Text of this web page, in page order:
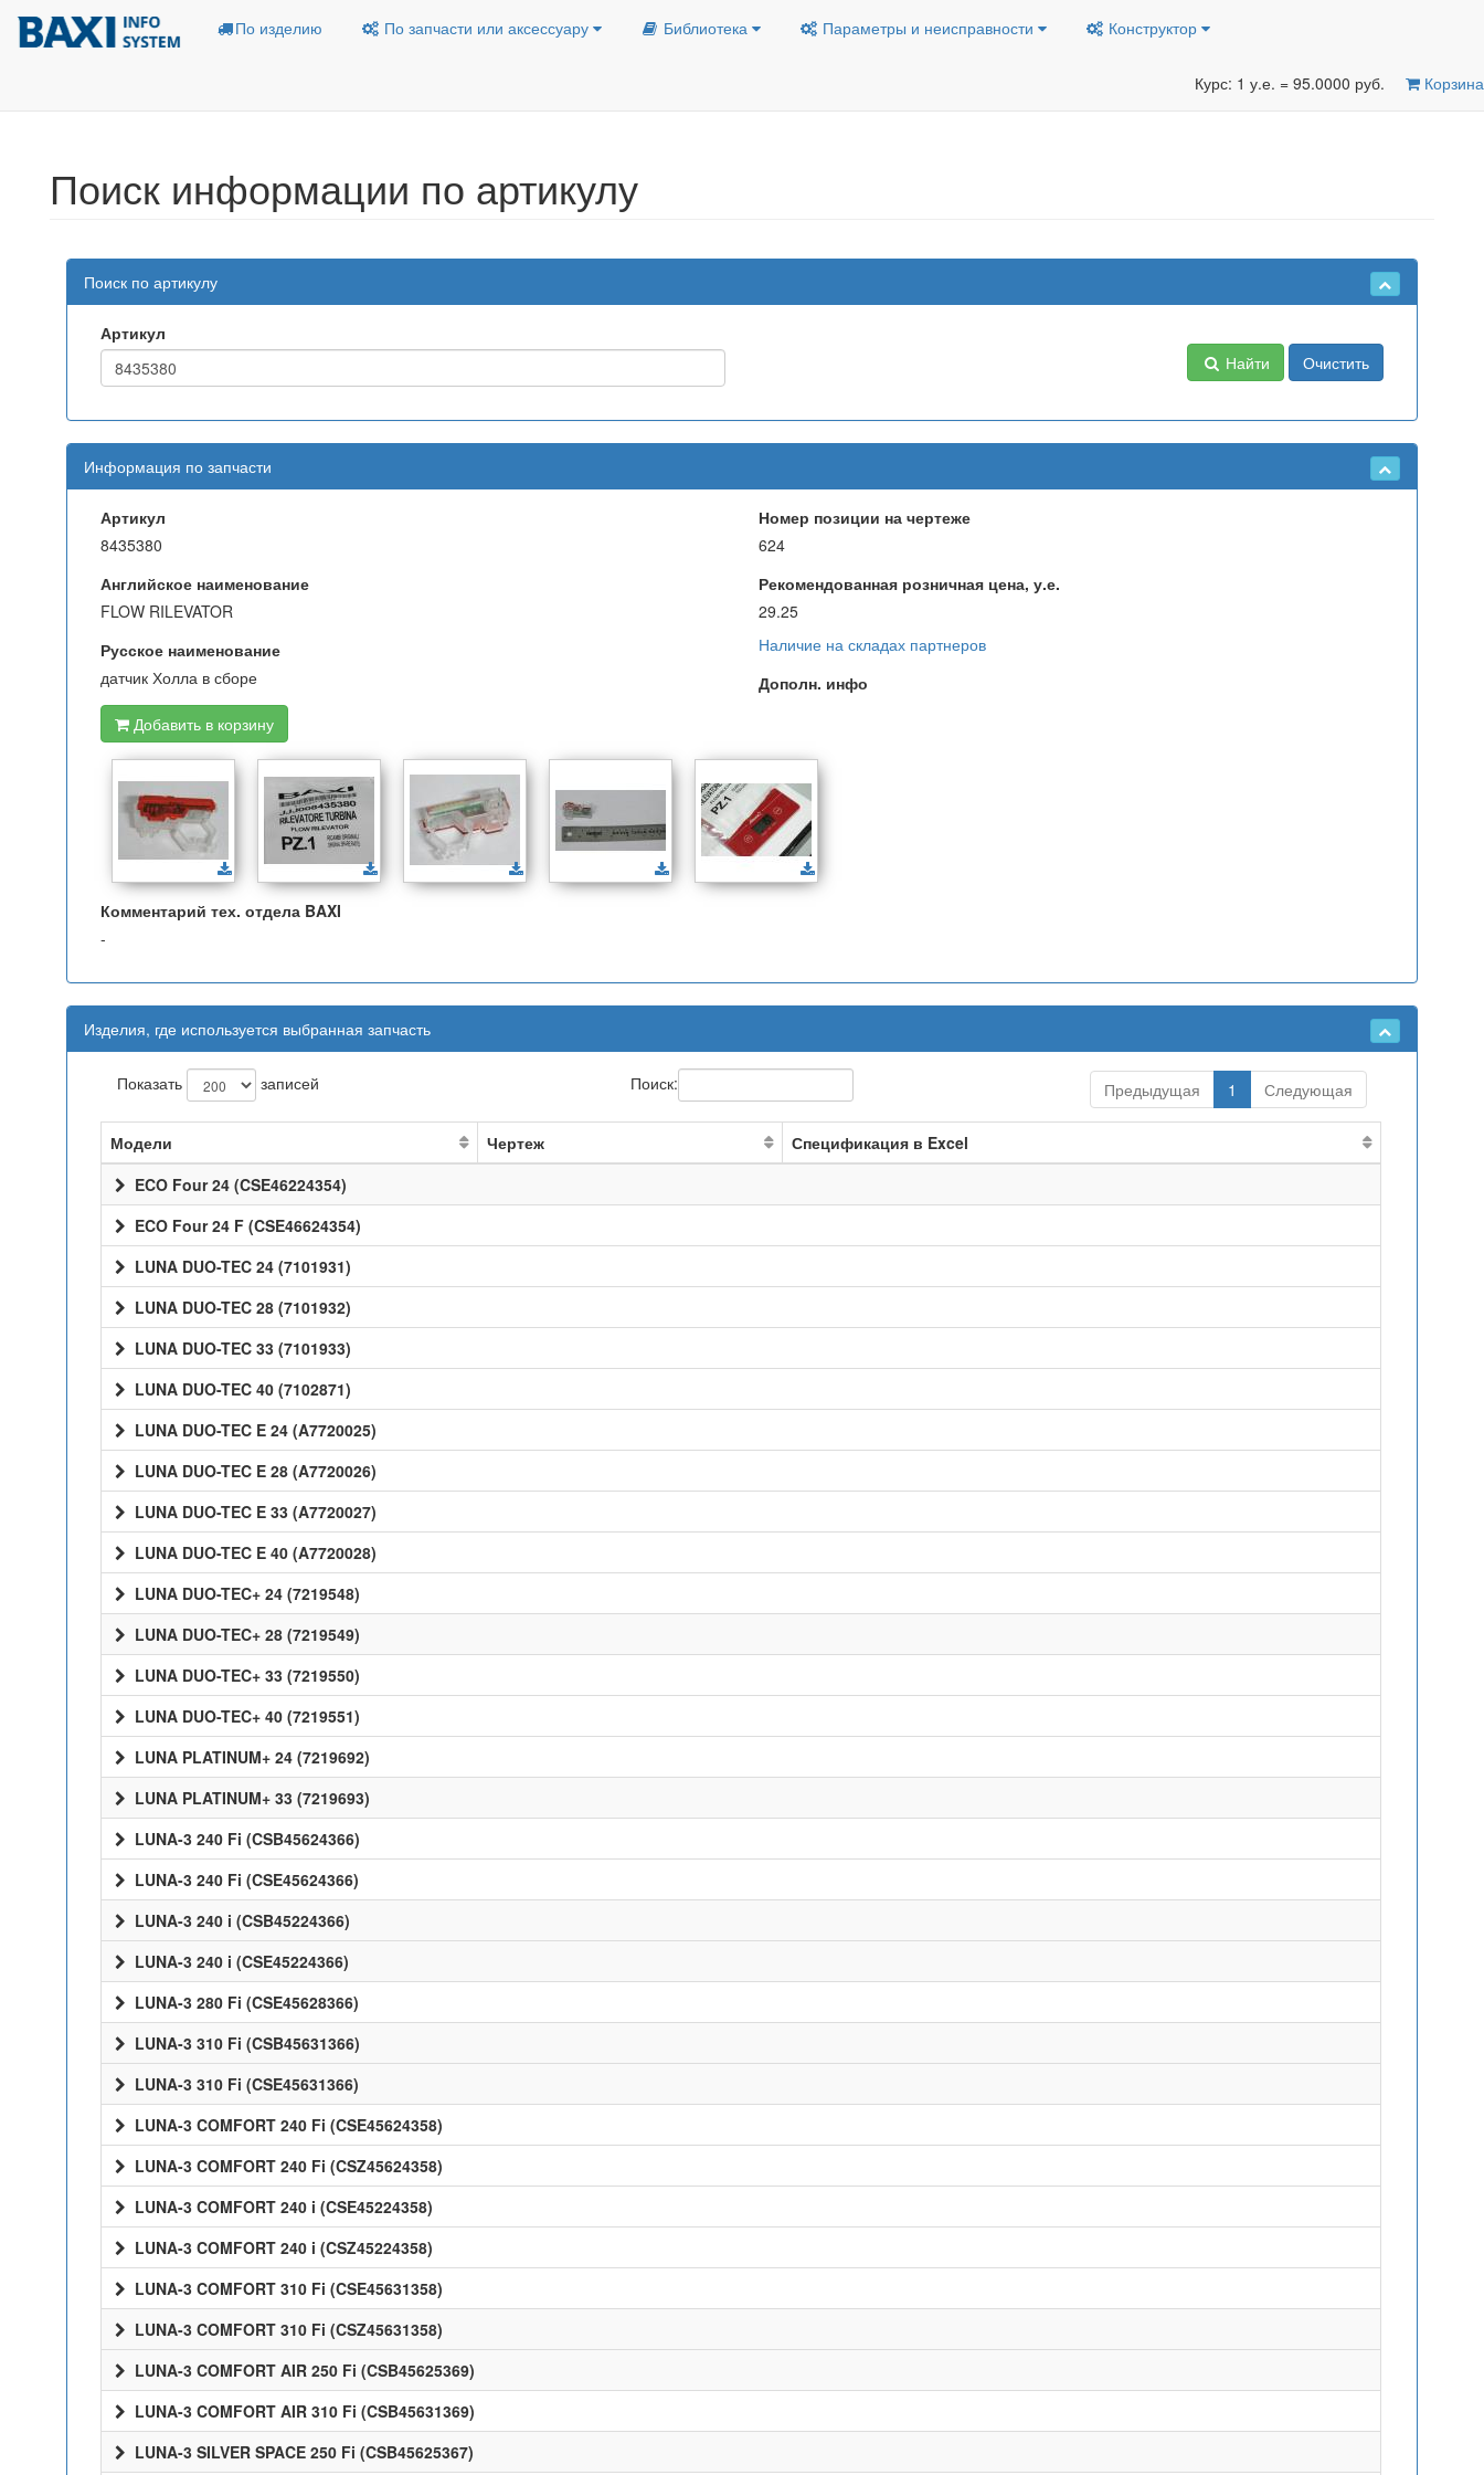
По изделию По запчасти или аксессуару Библиотека Параметры и неисправности Конструктор
Курс: 1 у.е. = 95.0000 руб. Корзина
Поиск информации по артикулу
Поиск по артикулу
Артикул
Найти
Очистить
Информация по запчасти
Артикул
8435380
Английское наименование
FLOW RILEVATOR
Русское наименование
датчик Холла в сборе
Добавить в корзину
Номер позиции на чертеже
624
Рекомендованная розничная цена, у.е.
29.25
Наличие на складах партнеров
Дополн. инфо
Комментарий тех. отдела BAXI
-
Изделия, где используется выбранная запчасть
Показать записей Поиск: Предыдущая 1 Следующая
Модели Чертеж
Спецификация в Excel
ECO Four 24 (CSE46224354)
ECO Four 24 F (CSE46624354)
LUNA DUO-TEC 24 (7101931)
LUNA DUO-TEC 28 (7101932)
LUNA DUO-TEC 33 (7101933)
LUNA DUO-TEC 40 (7102871)
LUNA DUO-TEC E 24 (A7720025)
LUNA DUO-TEC E 28 (A7720026)
LUNA DUO-TEC E 33 (A7720027)
LUNA DUO-TEC E 40 (A7720028)
LUNA DUO-TEC+ 24 (7219548)
LUNA DUO-TEC+ 28 (7219549)
LUNA DUO-TEC+ 33 (7219550)
LUNA DUO-TEC+ 40 (7219551)
LUNA PLATINUM+ 24 (7219692)
LUNA PLATINUM+ 33 (7219693)
LUNA-3 240 Fi (CSB45624366)
LUNA-3 240 Fi (CSE45624366)
LUNA-3 240 i (CSB45224366)
LUNA-3 240 i (CSE45224366)
LUNA-3 280 Fi (CSE45628366)
LUNA-3 310 Fi (CSB45631366)
LUNA-3 310 Fi (CSE45631366)
LUNA-3 COMFORT 240 Fi (CSE45624358)
LUNA-3 COMFORT 240 Fi (CSZ45624358)
LUNA-3 COMFORT 240 i (CSE45224358)
LUNA-3 COMFORT 240 i (CSZ45224358)
LUNA-3 COMFORT 310 Fi (CSE45631358)
LUNA-3 COMFORT 310 Fi (CSZ45631358)
LUNA-3 COMFORT AIR 250 Fi (CSB45625369)
LUNA-3 COMFORT AIR 310 Fi (CSB45631369)
LUNA-3 SILVER SPACE 250 Fi (CSB45625367)